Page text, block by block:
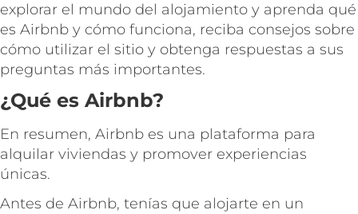
explorar el mundo del alojamiento y aprenda qué
es Airbnb y cómo funciona, reciba consejos sobre
cómo utilizar el sitio y obtenga respuestas a sus
preguntas más importantes.
¿Qué es Airbnb?
En resumen, Airbnb es una plataforma para
alquilar viviendas y promover experiencias
únicas.
Antes de Airbnb, tenías que alojarte en un